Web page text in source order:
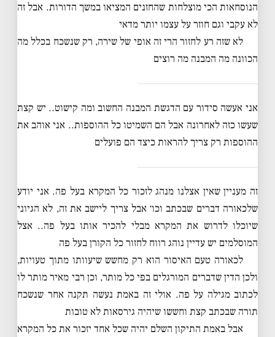
הנוסחאות הכי מוצלחות שהחזנים המציאו במשך הדורות. אבל זה
לא עקבי וגם חוזר על עצמו יותר מדאי
לא שזה רע לחזור הרי זה אופי של שירה, רק שנשכח בכלל מה
הכוונה מה המבנה מה רוצים
אני אעשה סידור עם הדגשת המבנה החשוב ומה קישוט.. יש קצת
שעשו כזה לאחרונה אבל הם השמיטו כל ההוספות.. אני אוהב את
ההוספות רק צריך להראות כיצד הם פועלים
זה מעניין שאין אצלנו מנהג לזכור כל המקרא בעל פה. אני יודע
שלכאורה דברים שבכתב וכו׳ אבל צריך ליישב את זה, לא הגיוני
שיוכלו לדרוש את המקרא מבלי להכיר אותו בעל פה.. אצל
המוסלמים יש עדיין נוהג רווח לחזור כל הקורן בעל פה
לכאורה טעם האיסור הוא רק מחשש שיעוותו מתוך טעויות,
ולכן הדין שדברים המורגלים בפי כל מותר, וכן רבי מאיר מותר לו
לכתוב מגילה על פה. אולי זה באמת נעשה תקנה אחר שנשכח
תורה שבכתב קצת וחששו שיהיה גירסאות לא טובות
אבל באמת התיקון השלם יהיה שכל אחד יזכור את כל המקרא